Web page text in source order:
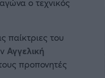
ο τεχνικός
παίκτριες του
Αγγελική
προπονητές